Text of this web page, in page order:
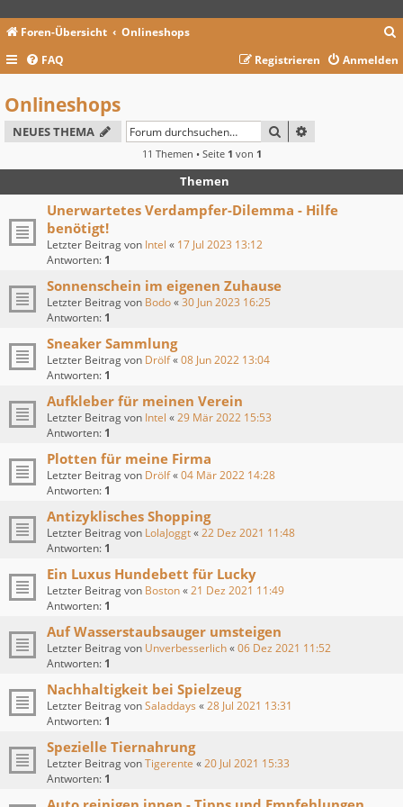
Foren-Übersicht Onlineshops
c
FAQ Anmelden
Registrieren
Onlineshops
NEUES THEMA SUCHE
11 Themen • Seite 1 von 1
Themen
Unerwartetes Verdampfer-Dilemma - Hilfe
benötigt!
Letzter Beitrag von Intel « 17 Jul 2023 13:12
Antworten: 1
Sonnenschein im eigenen Zuhause
Letzter Beitrag von Bodo«30 Jun 2023 16:25
Antworten: 1
Sneaker Sammlung
Letzter Beitrag von Drölf«08 Jun 2022 13:04
Antworten: 1
Aufkleber für meinen Verein
Letzter Beitrag von Intel «29 Mär 2022 15:53
Antworten: 1
Plotten für meine Firma
Letzter Beitrag von Drölf«04 Mär 2022 14:28
Antworten: 1
Antizyklisches Shopping
Letzter Beitrag von LolaJoggt«22 Dez 2021 11:48
Antworten: 1
Ein Luxus Hundebett für Lucky
Letzter Beitrag von Boston«21 Dez 2021 11:49
Antworten: 1
Auf Wasserstaubsauger umsteigen
Letzter Beitrag von Unverbesserlich«06 Dez 2021 11:52
Antworten: 1
Nachhaltigkeit bei Spielzeug
Letzter Beitrag vonSaladdays «28 Jul 2021 13:31
Antworten: 1
Spezielle Tiernahrung
Letzter Beitrag vonTigerente «20 Jul 2021 15:33
Antworten: 1